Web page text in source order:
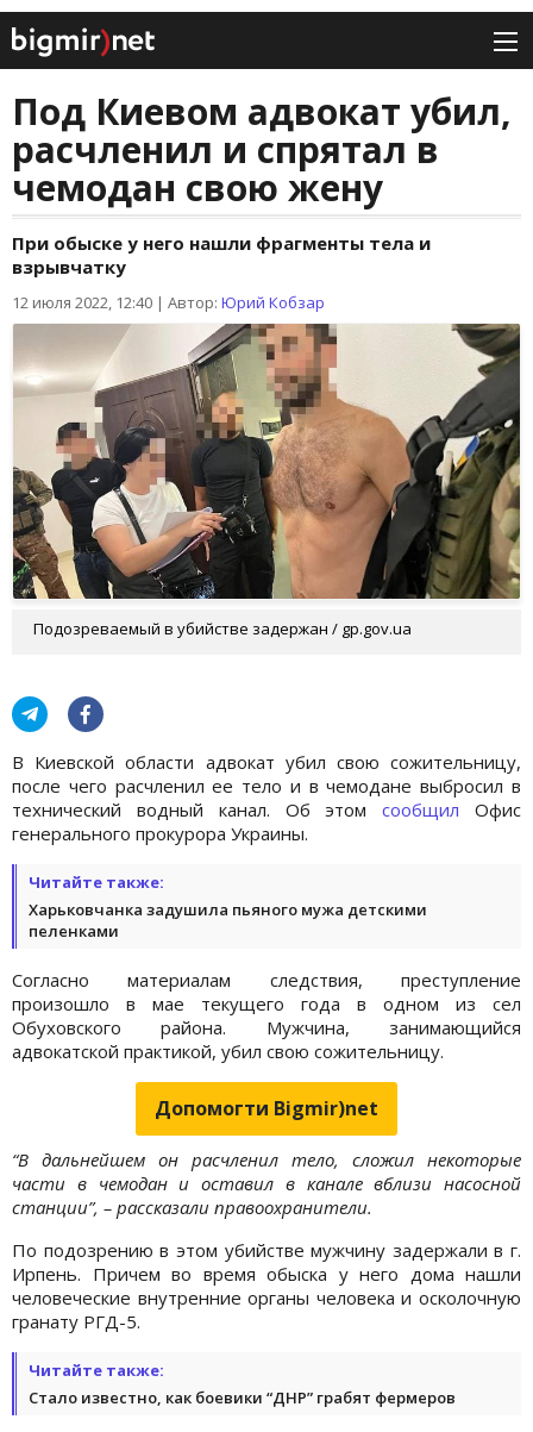
Под Киевом адвокат убил,
расчленил и спрятал в
чемодан свою жену
При обыске у него нашли фрагменты тела и
взрывчатку
12 июля 2022, 12:40 | Автор: Юрий Кобзар
Подозреваемый в убийстве задержан / gp.gov.ua
В Киевской области адвокат убил свою сожительницу,
после чего расчленил ее тело и в чемодане выбросил в
технический водный канал. Об этомсообщил Офис
генерального прокурора Украины.
Читайте также:
Харьковчанка задушила пьяного мужа детскими
пеленками
Согласно материалам следствия, преступление
произошло в мае текущего года в одном из сел
Обуховского района. Мужчина, занимающийся
адвокатской практикой, убил свою сожительницу.
Допомогти Bigmir)net
“В дальнейшем он расчленил тело, сложил некоторые
части в чемодан и оставил в канале вблизи насосной
станции”, – рассказали правоохранители.
По подозрению в этом убийстве мужчину задержали в г.
Ирпень. Причем во время обыска у него дома нашли
человеческие внутренние органы человека и осколочную
гранату РГД-5.
Читайте также:
Стало известно, как боевики “ДНР” грабят фермеров